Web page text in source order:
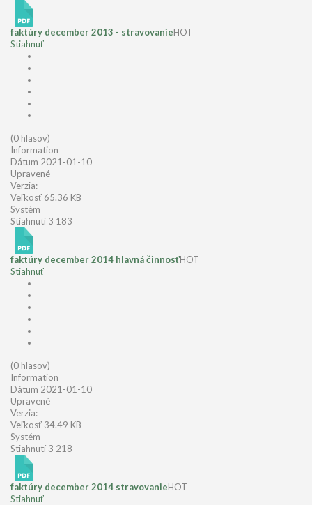
faktúry december 2013 - stravovanieHOT
Stiahnuť
(0 hlasov)
Information
Dátum 2021-01-10
Upravené
Verzia:
Veľkosť 65.36 KB
Systém
Stiahnutí 3 183
faktúry december 2014 hlavná činnosťHOT
Stiahnuť
(0 hlasov)
Information
Dátum 2021-01-10
Upravené
Verzia:
Veľkosť 34.49 KB
Systém
Stiahnutí 3 218
faktúry december 2014 stravovanieHOT
Stiahnuť